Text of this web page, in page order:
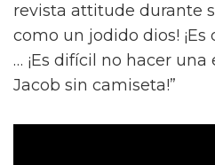
revista attitude durante
como un jodido dios!
… ¡Es difícil no hacer una
Jacob sin camiseta!”